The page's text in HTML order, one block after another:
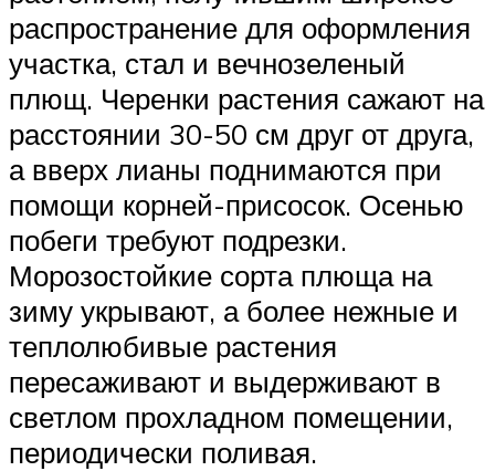
распространение для оформления
участка, стал и вечнозеленый
плющ. Черенки растения сажают на
расстоянии 30-50 см друг от друга,
а вверх лианы поднимаются при
помощи корней-присосок. Осенью
побеги требуют подрезки.
Морозостойкие сорта плюща на
зиму укрывают, а более нежные и
теплолюбивые растения
пересаживают и выдерживают в
светлом прохладном помещении,
периодически поливая.